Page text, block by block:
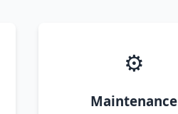
⚙️
Maintenance